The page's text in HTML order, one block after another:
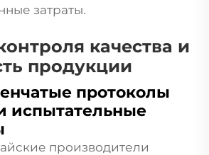
затраты.
качества и
продукции
протоколы
испытательные
производители